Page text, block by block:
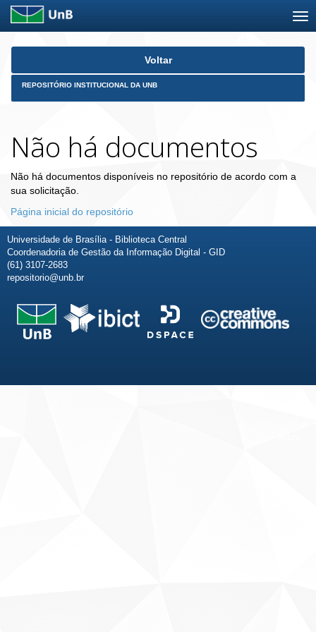
Skip
Voltar
REPOSITÓRIO INSTITUCIONAL DA UNB
Não há documentos
Não há documentos disponíveis no repositório de acordo com a
sua solicitação.
Página inicial do repositório
Universidade de Brasília - Biblioteca Central
Coordenadoria de Gestão da Informação Digital - GID
(61) 3107-2683
repositorio@unb.br